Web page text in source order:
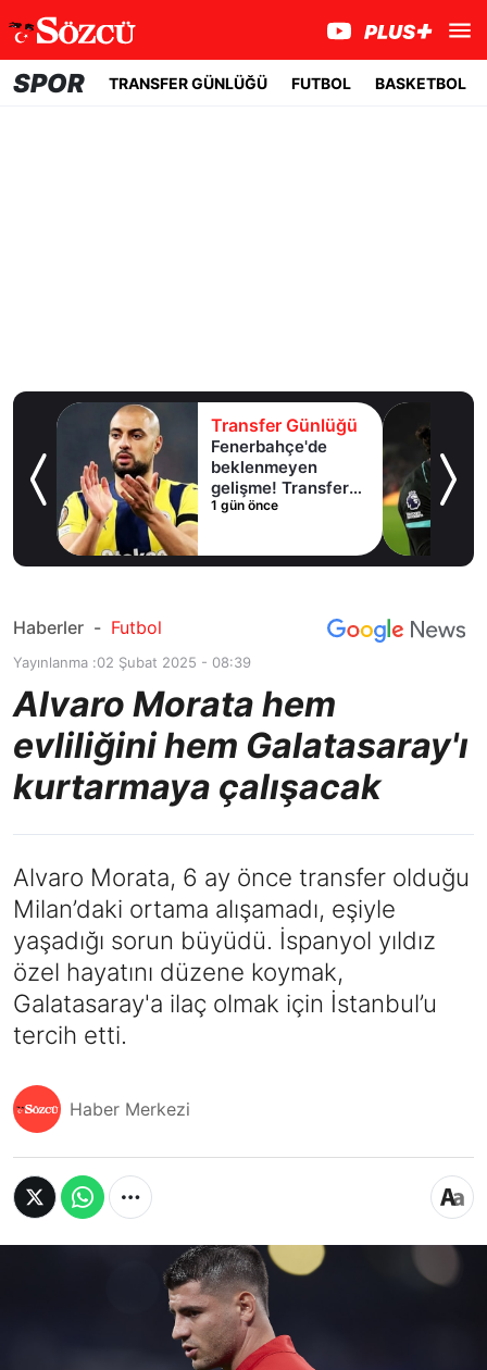
SPOR TRANSFER GÜNLÜĞÜ FUTBOL BASKETBOL
Transfer Günlüğü
Fenerbahçe'de
beklenmeyen
gelişme! Transfer
iptal oldu
1 gün önce
Haberler - Futbol
Yayınlanma :02 Şubat 2025 - 08:39
Alvaro Morata hem
evliliğini hem Galatasaray'ı
kurtarmaya çalışacak
Alvaro Morata, 6 ay önce transfer olduğu
Milan’daki ortama alışamadı, eşiyle
yaşadığı sorun büyüdü. İspanyol yıldız
özel hayatını düzene koymak,
Galatasaray'a ilaç olmak için İstanbul’u
tercih etti.
Haber Merkezi